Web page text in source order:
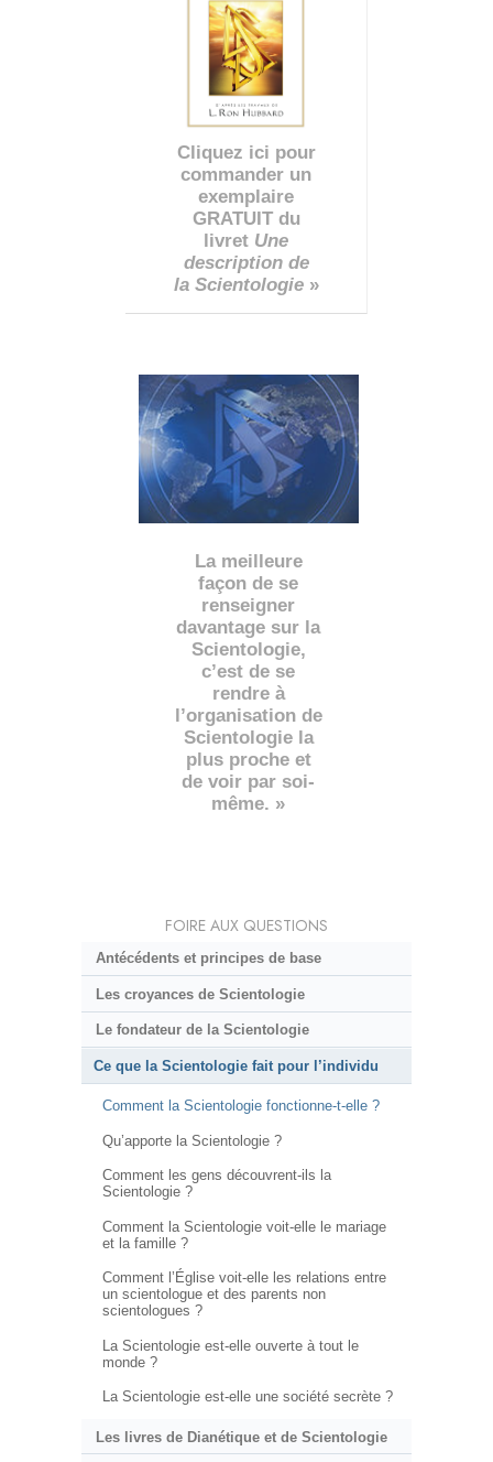
Cliquez ici pour
commander un
exemplaire
GRATUIT du
livret Une
description de
la Scientologie»
La meilleure
façon de se
renseigner
davantage sur la
Scientologie,
c’est de se
rendre à
l’organisation de
Scientologie la
plus proche et
de voir par soi-
même. »
FOIRE AUX QUESTIONS
Antécédents et principes de base
Les croyances de Scientologie
Le fondateur de la Scientologie
Ce que la Scientologie fait pour l’individu
Comment la Scientologie fonctionne-t-elle ?
Qu’apporte la Scientologie ?
Comment les gens découvrent-ils la
Scientologie ?
Comment la Scientologie voit-elle le mariage
et la famille ?
Comment l’Église voit-elle les relations entre
un scientologue et des parents non
scientologues ?
La Scientologie est-elle ouverte à tout le
monde ?
La Scientologie est-elle une société secrète ?
Les livres de Dianétique et de Scientologie